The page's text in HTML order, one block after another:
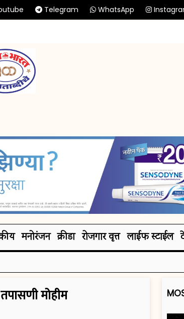
Telegram WhatsApp
मनोरंजन क्रीडा रोजगार वृत्त लाईफ स्टाईल
मोहीम